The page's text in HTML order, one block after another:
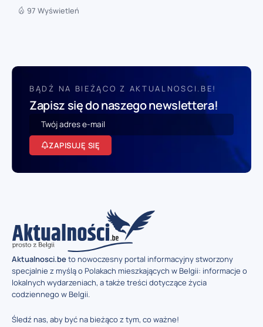
97 Wyświetleń
BĄDŹ NA BIEŻĄCO Z AKTUALNOSCI.BE!
Zapisz się do naszego newslettera!
ZAPISUJĘ SIĘ
Aktualnosci.beto nowoczesny portal informacyjny stworzony
specjalnie z myślą o Polakach mieszkających w Belgii: informacje o
lokalnych wydarzeniach, a także treści dotyczące życia
codziennego w Belgii.
Śledź nas, aby być na bieżąco z tym, co ważne!